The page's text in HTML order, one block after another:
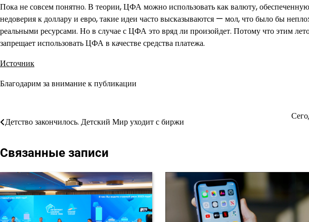
Пока не совсем понятно. В теории, ЦФА можно использовать как валюту,
недоверия к доллару и евро, такие идеи часто высказываются — мол, что было бы
реальными ресурсами. Но в случае с ЦФА это вряд ли произойдет. Потому что этим
запрещает использовать ЦФА в качестве средства платежа.
Источник
Благодарим за внимание к публикации
Навигация
записям
Детство закончилось. Детский Мир уходит с биржи
Связанные записи